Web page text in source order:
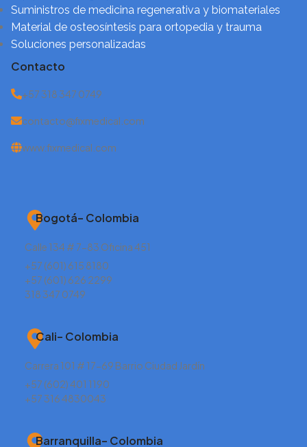
Suministros de medicina regenerativa y biomateriales
Material de osteosíntesis para ortopedia y trauma
Soluciones personalizadas
Contacto
+57 318 347 0749
contacto@fixmedical.com
www.fixmedical.com
Bogotá– Colombia
Calle 134 # 7-83 Oficina 451
+57 (601) 615 8180
+57 (601) 626 2299
318 347 0749
Cali– Colombia
Carrera 101 # 17-69 Barrio Ciudad Jardín
+57 (602) 401 1190
+57 316 4830043
Barranquilla– Colombia